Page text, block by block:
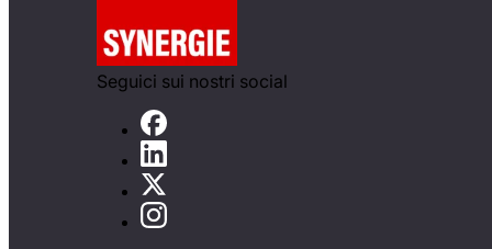
Seguici sui nostri social